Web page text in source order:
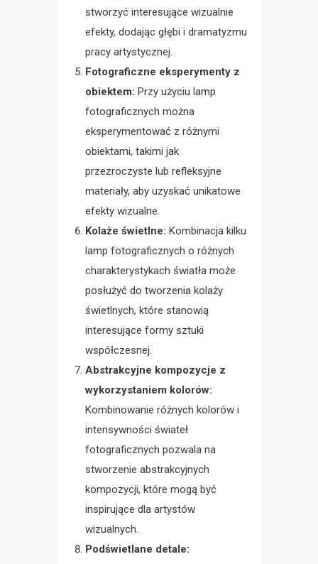
stworzyć interesujące wizualnie
efekty, dodając głębi i dramatyzmu
pracy artystycznej.
Fotograficzne eksperymenty z
obiektem: Przy użyciu lamp
fotograficznych można
eksperymentować z różnymi
obiektami, takimi jak
przezroczyste lub refleksyjne
materiały, aby uzyskać unikatowe
efekty wizualne.
Kolaże świetlne: Kombinacja kilku
lamp fotograficznych o różnych
charakterystykach światła może
posłużyć do tworzenia kolaży
świetlnych, które stanowią
interesujące formy sztuki
współczesnej.
Abstrakcyjne kompozycje z
wykorzystaniem kolorów:
Kombinowanie różnych kolorów i
intensywności świateł
fotograficznych pozwala na
stworzenie abstrakcyjnych
kompozycji, które mogą być
inspirujące dla artystów
wizualnych.
Podświetlane detale: